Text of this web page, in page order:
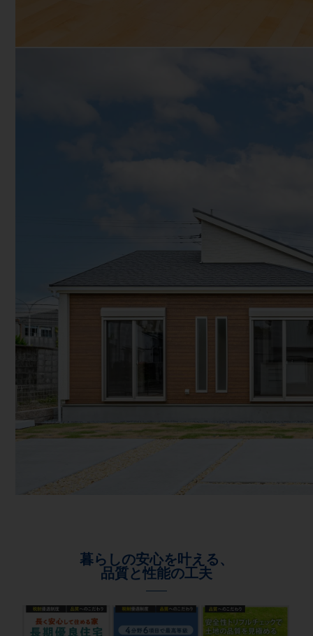
暮らしの安心を叶える、
品質と性能の工夫